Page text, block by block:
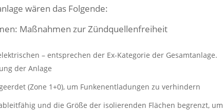
wären das Folgende:
Maßnahmen zur Zündquellenfreiheit
– entsprechen der Ex-Kategorie der Gesamtanlage.
der Anlage
(Zone 1+0), um Funkenentladungen zu verhindern
und die Größe der isolierenden Flächen begrenzt, um